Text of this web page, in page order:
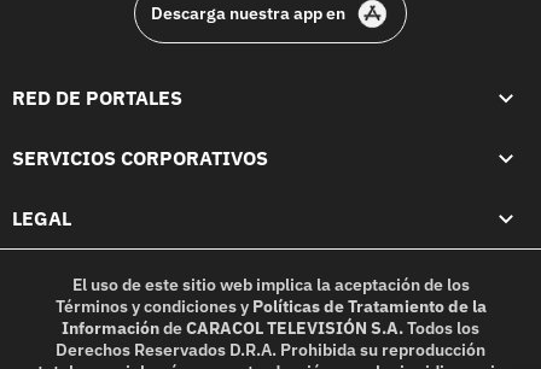
Descarga nuestra app en
RED DE PORTALES
SERVICIOS CORPORATIVOS
LEGAL
El uso de este sitio web implica la aceptación de los
Términos y condicionesy Políticas de Tratamiento de la
InformacióndeCARACOL TELEVISIÓN S.A.Todos los
Derechos Reservados D.R.A. Prohibida su reproducción